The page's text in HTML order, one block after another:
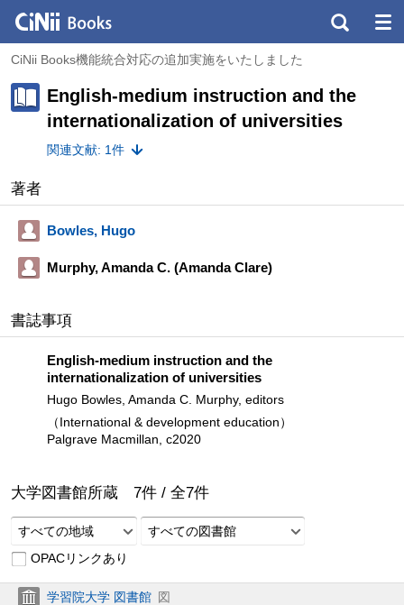
CiNii Books機能統合対応の追加実施をいたしました
English-medium instruction and the
internationalization of universities
関連文献: 1件
著者
Bowles, Hugo
Murphy, Amanda C. (Amanda Clare)
書誌事項
English-medium instruction and the
internationalization of universities
Hugo Bowles, Amanda C. Murphy, editors
（International & development education）
Palgrave Macmillan, c2020
大学図書館所蔵 7件 / 全7件
すべての地域
すべての図書館
OPACリンクあり
学習院大学 図書館 図